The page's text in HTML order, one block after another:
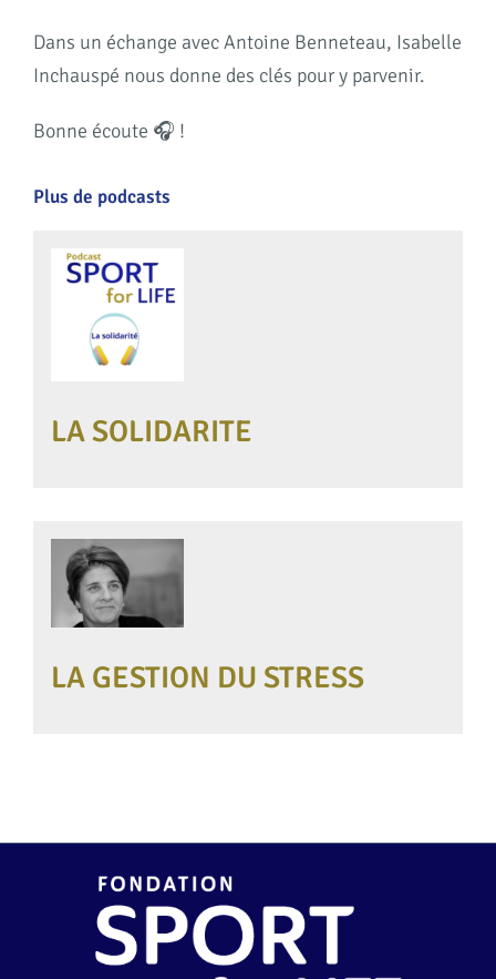
Dans un échange avec Antoine Benneteau, Isabelle
Inchauspé nous donne des clés pour y parvenir.
Bonne écoute 🎧 !
Plus de podcasts
LA SOLIDARITE
LA GESTION DU STRESS